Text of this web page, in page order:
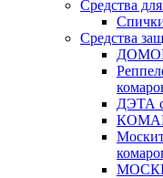
Средства
Средства
ДЭТА